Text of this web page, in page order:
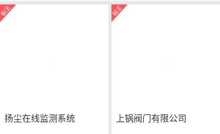
扬尘在线监测系统 上锅阀门有限公司